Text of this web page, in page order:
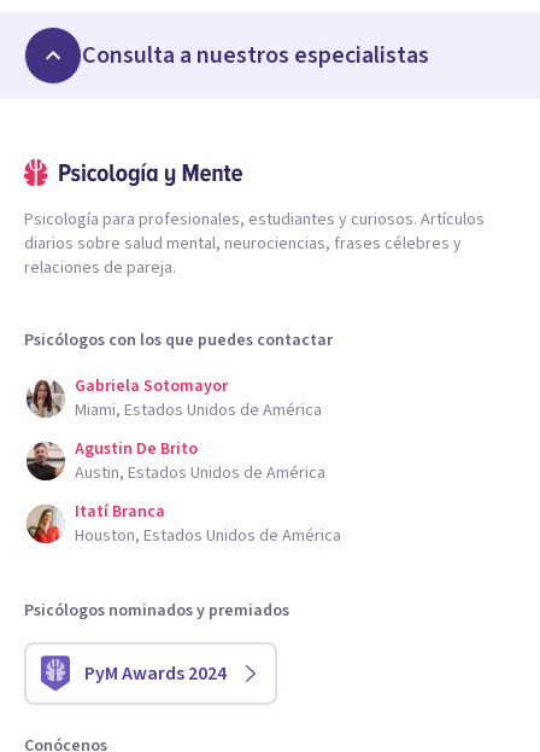
Consulta a nuestros especialistas
Psicología para profesionales, estudiantes y curiosos. Artículos
diarios sobre salud mental, neurociencias, frases célebres y
relaciones de pareja.
Psicólogos con los que puedes contactar
Gabriela Sotomayor
Miami, Estados Unidos de América
Agustin De Brito
Austin, Estados Unidos de América
Itatí Branca
Houston, Estados Unidos de América
Psicólogos nominados y premiados
PyM Awards 2024
Conócenos